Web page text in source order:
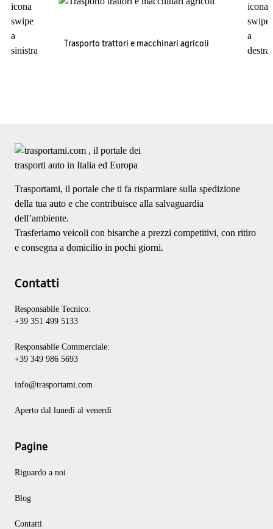
Trasporto trattori e macchinari agricoli
Trasportami, il portale che ti fa risparmiare sulla spedizione
della tua auto e che contribuisce alla salvaguardia
dell’ambiente.
Trasferiamo veicoli con bisarche a prezzi competitivi, con ritiro
e consegna a domicilio in pochi giorni.
Contatti
Responsabile Tecnico:
+39 351 499 5133
Responsabile Commerciale:
+39 349 986 5693
info@trasportami.com
Aperto dal lunedì al venerdì
Pagine
Riguardo a noi
Blog
Contatti